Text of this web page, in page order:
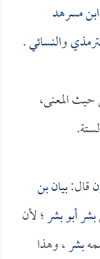
ابن مسرهد
والنسائي.
حيث المعنى،
قال:بيان بن
أبو بشر؛ لأن
بشر، وهذا